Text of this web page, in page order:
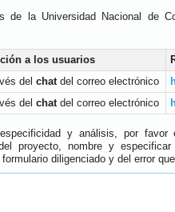
de la Universidad Nacional de
a los usuarios
del chatdel correo electrónico
del chatdel correo electrónico
y análisis, por favor
proyecto, nombre y especificar
diligenciado y del error